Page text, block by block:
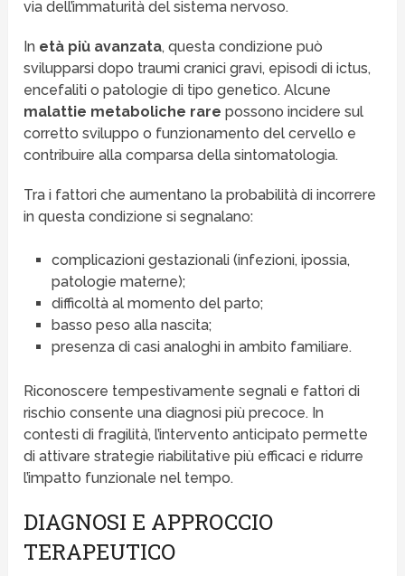
via dell’immaturità del sistema nervoso.
In età più avanzata, questa condizione può
svilupparsi dopo traumi cranici gravi, episodi di ictus,
encefaliti o patologie di tipo genetico. Alcune
malattie metaboliche rare possono incidere sul
corretto sviluppo o funzionamento del cervello e
contribuire alla comparsa della sintomatologia.
Tra i fattori che aumentano la probabilità di incorrere
in questa condizione si segnalano:
complicazioni gestazionali (infezioni, ipossia,
patologie materne);
difficoltà al momento del parto;
basso peso alla nascita;
presenza di casi analoghi in ambito familiare.
Riconoscere tempestivamente segnali e fattori di
rischio consente una diagnosi più precoce. In
contesti di fragilità, l’intervento anticipato permette
di attivare strategie riabilitative più efficaci e ridurre
l’impatto funzionale nel tempo.
DIAGNOSI E APPROCCIO
TERAPEUTICO